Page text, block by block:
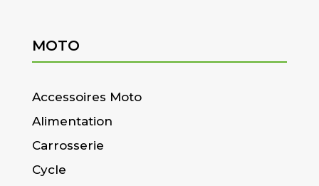
MOTO
Accessoires Moto
Alimentation
Carrosserie
Cycle